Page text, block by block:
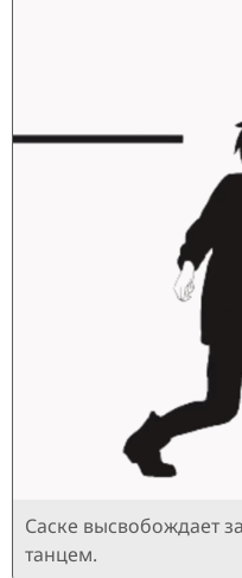
Саске высвобождает
танцем.